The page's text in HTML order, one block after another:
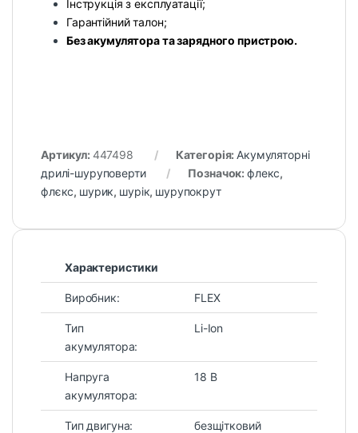
Інструкція з експлуатації;
Гарантійний талон;
Без акумулятора та зарядного пристрою.
Артикул: 447498 Категорія: Акумуляторні
дрилі-шуруповерти
Позначок: флекс,
флєкс, шурик, шурік, шурупокрут
Характеристики
Виробник: FLEX
Тип
акумулятора:
Li-Ion
Напруга
акумулятора:
18 В
Тип двигуна: безщітковий